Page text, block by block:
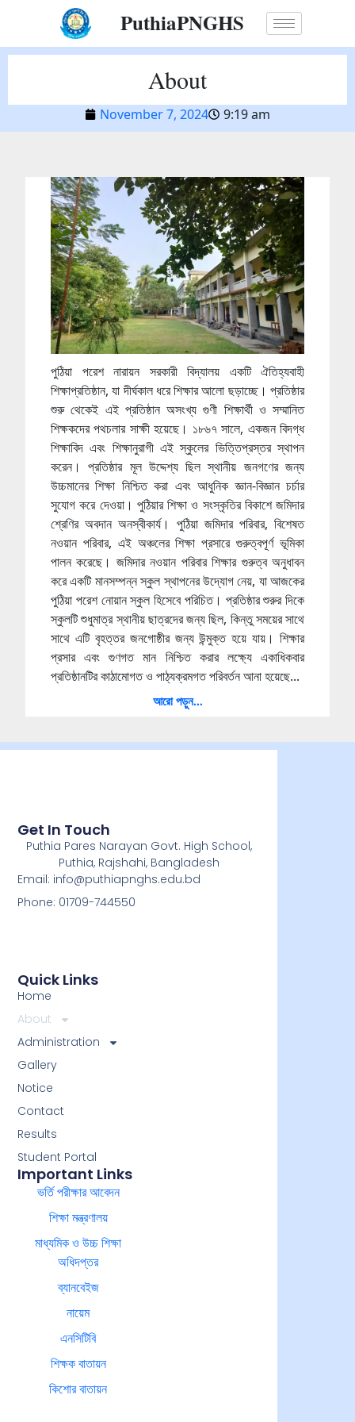
content
PuthiaPNGHS
About
November 7, 2024 9:19 am
পুঠিয়া পরেশ নারায়ন সরকারী বিদ্যালয় একটি ঐতিহ্যবাহী
শিক্ষাপ্রতিষ্ঠান, যা দীর্ঘকাল ধরে শিক্ষার আলো ছড়াচ্ছে। প্রতিষ্ঠার
শুরু থেকেই এই প্রতিষ্ঠান অসংখ্য গুণী শিক্ষার্থী ও সম্মানিত
শিক্ষকদের পথচলার সাক্ষী হয়েছে। ১৮৬৭ সালে, একজন বিদগ্ধ
শিক্ষাবিদ এবং শিক্ষানুরাগী এই স্কুলের ভিত্তিপ্রস্তর স্থাপন
করেন। প্রতিষ্ঠার মূল উদ্দেশ্য ছিল স্থানীয় জনগণের জন্য
উচ্চমানের শিক্ষা নিশ্চিত করা এবং আধুনিক জ্ঞান-বিজ্ঞান চর্চার
সুযোগ করে দেওয়া। পুঠিয়ার শিক্ষা ও সংস্কৃতির বিকাশে জমিদার
শ্রেণির অবদান অনস্বীকার্য। পুঠিয়া জমিদার পরিবার, বিশেষত
নওয়ান পরিবার, এই অঞ্চলের শিক্ষা প্রসারে গুরুত্বপূর্ণ ভূমিকা
পালন করেছে। জমিদার নওয়ান পরিবার শিক্ষার গুরুত্ব অনুধাবন
করে একটি মানসম্পন্ন স্কুল স্থাপনের উদ্যোগ নেয়, যা আজকের
পুঠিয়া পরেশ নোয়ান স্কুল হিসেবে পরিচিত। প্রতিষ্ঠার শুরুর দিকে
স্কুলটি শুধুমাত্র স্থানীয় ছাত্রদের জন্য ছিল, কিন্তু সময়ের সাথে
সাথে এটি বৃহত্তর জনগোষ্ঠীর জন্য উন্মুক্ত হয়ে যায়। শিক্ষার
প্রসার এবং গুণগত মান নিশ্চিত করার লক্ষ্যে একাধিকবার
প্রতিষ্ঠানটির কাঠামোগত ও পাঠ্যক্রমগত পরিবর্তন আনা হয়েছে...
আরো পড়ুন...
Quick Links
Home
About
Administration
Gallery
Notice
Contact
Results
Student Portal
Important Links
ভর্তি পরীক্ষার আবেদন
শিক্ষা মন্ত্রণালয়
মাধ্যমিক ও উচ্চ শিক্ষা
অধিদপ্তর
ব্যানবেইজ
নায়েম
এনসিটিবি
শিক্ষক বাতায়ন
কিশোর বাতায়ন
Get In Touch
Puthia Pares Narayan Govt. High School,
Puthia, Rajshahi, Bangladesh
Email: info@puthiapnghs.edu.bd
Phone: 01709-744550